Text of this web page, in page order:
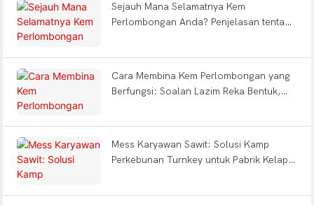
Sejauh Mana Selamatnya Kem
Perlombongan Anda? Penjelasan tentang
Cara Membina Kem Perlombongan yang
Berfungsi: Soalan Lazim Reka Bentuk,
Mess Karyawan Sawit: Solusi Kamp
Perkebunan Turnkey untuk Pabrik Kelapa